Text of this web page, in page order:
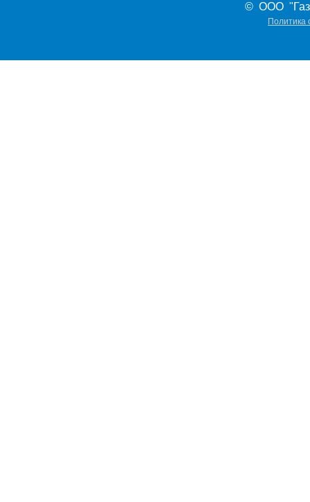
© ООО
Политика